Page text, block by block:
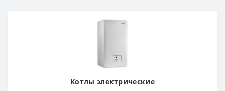
Котлы электрические